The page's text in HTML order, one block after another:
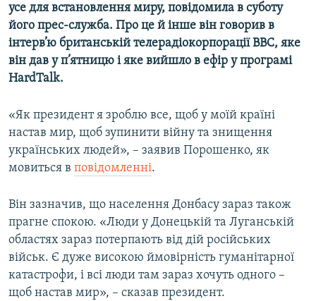
усе для встановлення миру, повідомила в суботу
його прес-служба. Про це й інше він говорив в
інтерв’ю британській телерадіокорпорації BBC, яке
він дав у п’ятницю і яке вийшло в ефір у програмі
HardTalk.
«Як президент я зроблю все, щоб у моїй країні
настав мир, щоб зупинити війну та знищення
українських людей», – заявив Порошенко, як
мовиться в повідомленні.
Він зазначив, що населення Донбасу зараз також
прагне спокою. «Люди у Донецькій та Луганській
областях зараз потерпають від дій російських
військ. Є дуже високою ймовірність гуманітарної
катастрофи, і всі люди там зараз хочуть одного –
щоб настав мир», – сказав президент.